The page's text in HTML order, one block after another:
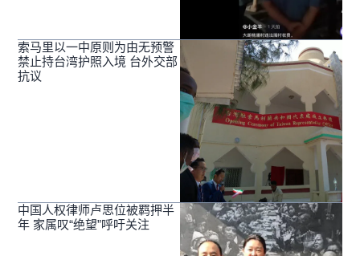
索马里以一中原则为由无预警
禁止持台湾护照入境 台外交部
抗议
中国人权律师卢思位被羁押半
年 家属叹“绝望”呼吁关注